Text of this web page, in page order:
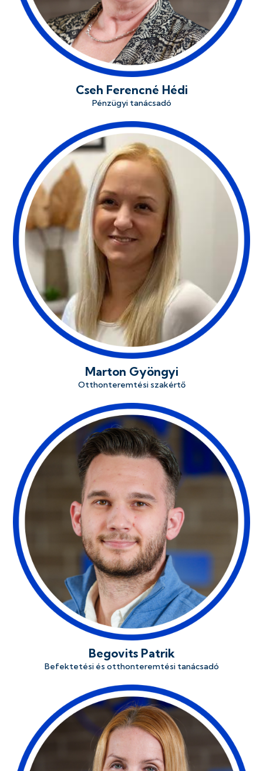
Cseh Ferencné Hédi
Pénzügyi tanácsadó
Marton Gyöngyi
Otthonteremtési szakértő
Begovits Patrik
Befektetési és otthonteremtési tanácsadó